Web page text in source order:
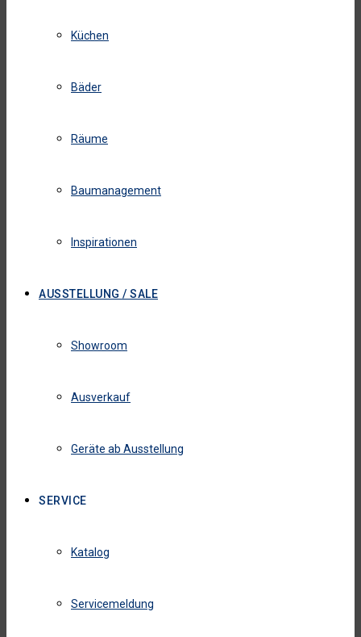
Küchen
Bäder
Räume
Baumanagement
Inspirationen
AUSSTELLUNG / SALE
Showroom
Ausverkauf
Geräte ab Ausstellung
SERVICE
Katalog
Servicemeldung